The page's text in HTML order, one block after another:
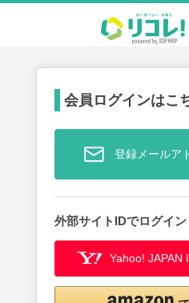
会員ログインはこ
登録メールア
外部サイトIDでログイン
Yahoo! JAPAN